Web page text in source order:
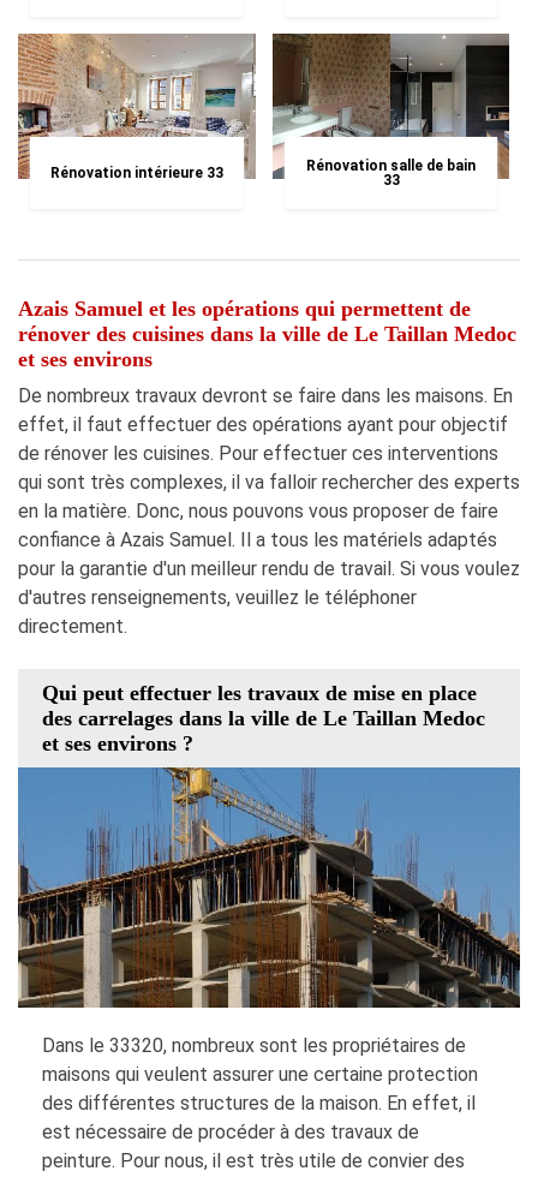
Rénovation intérieure 33
Rénovation salle de bain
33
Azais Samuel et les opérations qui permettent de
rénover des cuisines dans la ville de Le Taillan Medoc
et ses environs
De nombreux travaux devront se faire dans les maisons. En
effet, il faut effectuer des opérations ayant pour objectif
de rénover les cuisines. Pour effectuer ces interventions
qui sont très complexes, il va falloir rechercher des experts
en la matière. Donc, nous pouvons vous proposer de faire
confiance à Azais Samuel. Il a tous les matériels adaptés
pour la garantie d'un meilleur rendu de travail. Si vous voulez
d'autres renseignements, veuillez le téléphoner
directement.
Qui peut effectuer les travaux de mise en place
des carrelages dans la ville de Le Taillan Medoc
et ses environs ?
Dans le 33320, nombreux sont les propriétaires de
maisons qui veulent assurer une certaine protection
des différentes structures de la maison. En effet, il
est nécessaire de procéder à des travaux de
peinture. Pour nous, il est très utile de convier des